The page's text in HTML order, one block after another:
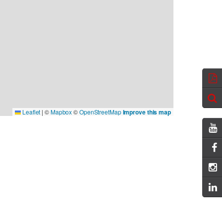
Leaflet | ©Mapbox©OpenStreetMapImprove this map